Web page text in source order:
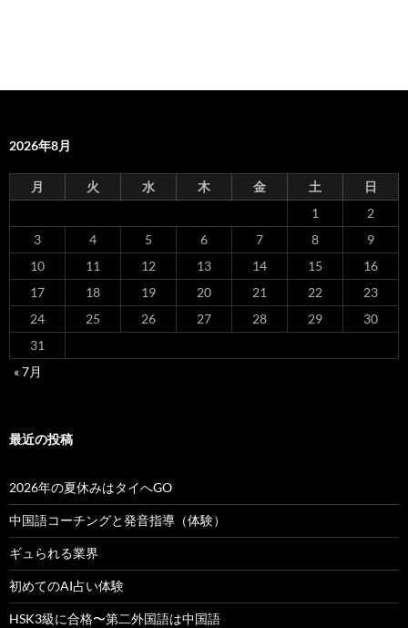
2026年8月
月 火 水 木 金 土
日
1
2
3
4 5 6 7 8
9
10
11 12 13 14 15
16
17
18 19 20 21 22
23
24
25 26 27 28 29
30
31
« 7月
最近の投稿
2026年の夏休みはタイへGO
中国語コーチングと発音指導（体験）
ギュられる業界
初めてのAI占い体験
HSK3級に合格〜第二外国語は中国語